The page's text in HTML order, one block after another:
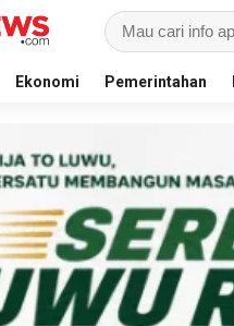
Ekonomi Pemerintahan